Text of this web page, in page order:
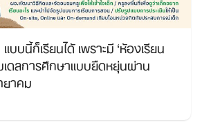
บนี้ก็เรียนได้ เพราะมี ‘ห้องเรียน
เดลการศึกษาแบบยืดหยุ่นผ่าน
ยาคม